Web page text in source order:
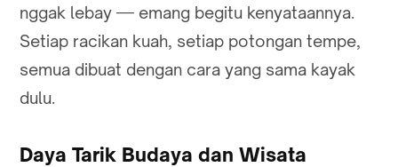
nggak lebay — emang begitu kenyataannya.
Setiap racikan kuah, setiap potongan tempe,
semua dibuat dengan cara yang sama kayak
dulu.
Daya Tarik Budaya dan Wisata